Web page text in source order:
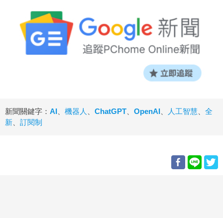
新聞關鍵字： AI 機器人 ChatGPT OpenAI 人工智慧
全
新
訂閱制